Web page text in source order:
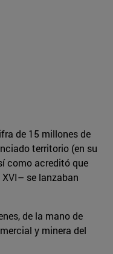
de 15 millones de
territorio (en su
como acreditó que
se lanzaban
de la mano de
y minera del